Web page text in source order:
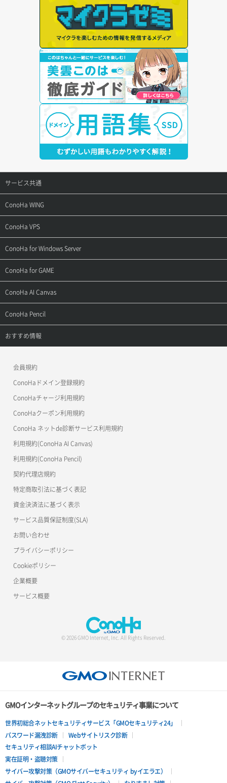
サービス共通
サポートトップ
ご契約・お支払い
お問い合わせ
ConoHa WING
サポートトップ
ご利用ガイド
よくある質問
ConoHa VPS
サポートトップ
ご利用ガイド
APIドキュメントVPS3.0
ConoHa for Windows Server
サポートトップ
ご利用ガイド
APIドキュメントVPS3.0
ConoHa for GAME
サポートトップ
ご利用ガイド
ConoHa AI Canvas
サポートトップ
ご利用ガイド
ConoHa Pencil
サポートトップ
おすすめ情報
美雲このは徹底ガイド
会員規約
ConoHaドメイン登録規約
ConoHaチャージ利用規約
ConoHaクーポン利用規約
ConoHa ネットde診断サービス利用規約
利用規約(ConoHa AI Canvas)
利用規約(ConoHa Pencil)
契約代理店規約
特定商取引法に基づく表記
資金決済法に基づく表示
サービス品質保証制度(SLA)
お問い合わせ
プライバシーポリシー
Cookieポリシー
企業概要
サービス概要
© 2026 GMO Internet, Inc. All Rights Reserved.
GMOインターネットグループのセキュリティ事業について
世界初総合ネットセキュリティサービス「GMOセキュリティ24」
パスワード漏洩診断
Webサイトリスク診断
セキュリティ相談AIチャットボット
実在証明・盗聴対策
サイバー攻撃対策（GMOサイバーセキュリティ byイエラエ）